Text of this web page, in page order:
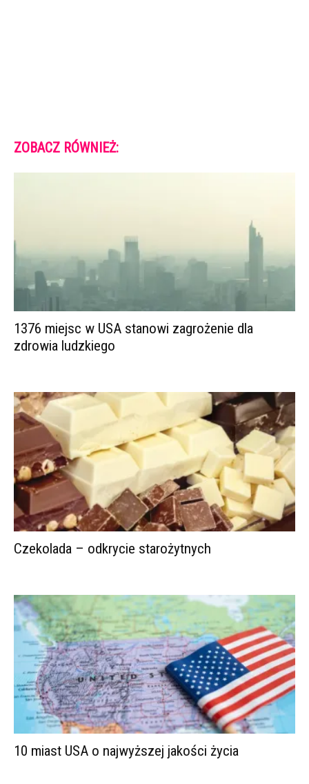
ZOBACZ RÓWNIEŻ:
1376 miejsc w USA stanowi zagrożenie dla
zdrowia ludzkiego
Czekolada – odkrycie starożytnych
10 miast USA o najwyższej jakości życia